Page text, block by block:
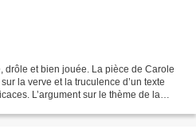
drôle et bien jouée. La pièce de Carole
la verve et la truculence d’un texte
L’argument sur le thème de la